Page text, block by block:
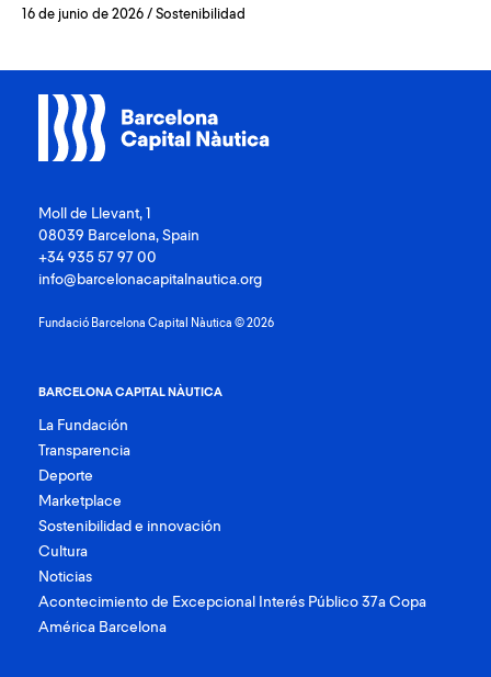
16 de junio de 2026 / Sostenibilidad
Moll de Llevant, 1
08039 Barcelona, Spain
+34 935 57 97 00
info@barcelonacapitalnautica.org
Fundació Barcelona Capital Nàutica © 2026
BARCELONA CAPITAL NÀUTICA
La Fundación
Transparencia
Deporte
Marketplace
Sostenibilidad e innovación
Cultura
Noticias
Acontecimiento de Excepcional Interés Público 37a Copa
América Barcelona